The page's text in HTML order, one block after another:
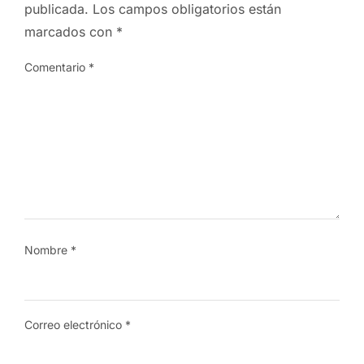
publicada. Los campos obligatorios están
marcados con *
Comentario *
Nombre *
Correo electrónico *